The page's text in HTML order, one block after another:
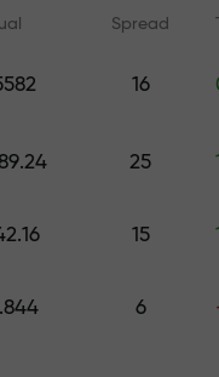
hingga
—
Spread
16
25
15
6
level